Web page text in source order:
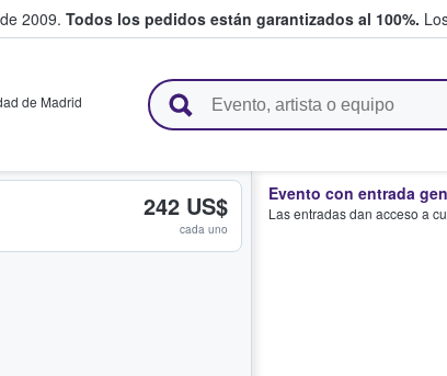
2009. Todos los pedidos están garantizados al 100%.
entre fans
de Madrid
242 US$
cada uno
Evento con entrada
Las entradas dan acceso a